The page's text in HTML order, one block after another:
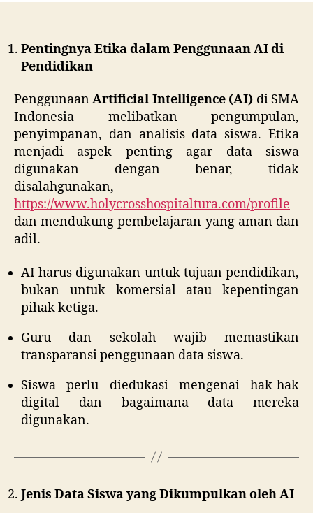
Siswa
di
Pentingnya Etika dalam Penggunaan AI di
Pendidikan
PenggunaanArtificial Intelligence (AI) di SMA
Indonesia melibatkan pengumpulan,
penyimpanan, dan analisis data siswa. Etika
menjadi aspek penting agar data siswa
digunakan dengan benar, tidak
disalahgunakan,
https://www.holycrosshospitaltura.com/profile
dan mendukung pembelajaran yang aman dan
adil.
AI harus digunakan untuk tujuan pendidikan,
bukan untuk komersial atau kepentingan
pihak ketiga.
Guru dan sekolah wajib memastikan
transparansi penggunaan data siswa.
Siswa perlu diedukasi mengenai hak-hak
digital dan bagaimana data mereka
digunakan.
Jenis Data Siswa yang Dikumpulkan oleh AI